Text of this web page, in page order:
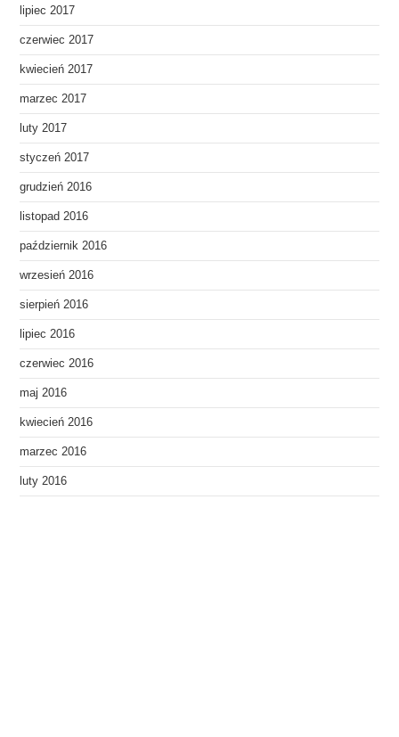
lipiec 2017
czerwiec 2017
kwiecień 2017
marzec 2017
luty 2017
styczeń 2017
grudzień 2016
listopad 2016
październik 2016
wrzesień 2016
sierpień 2016
lipiec 2016
czerwiec 2016
maj 2016
kwiecień 2016
marzec 2016
luty 2016